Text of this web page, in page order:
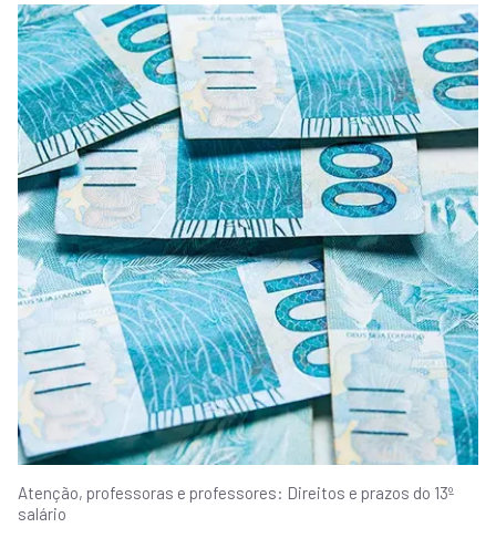
Atenção, professoras e professores: Direitos e prazos do 13º
salário